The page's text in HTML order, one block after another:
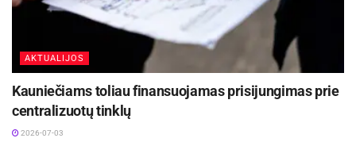
AKTUALIJOS
Kauniečiams toliau finansuojamas prisijungimas prie
centralizuotų tinklų
2026-07-03